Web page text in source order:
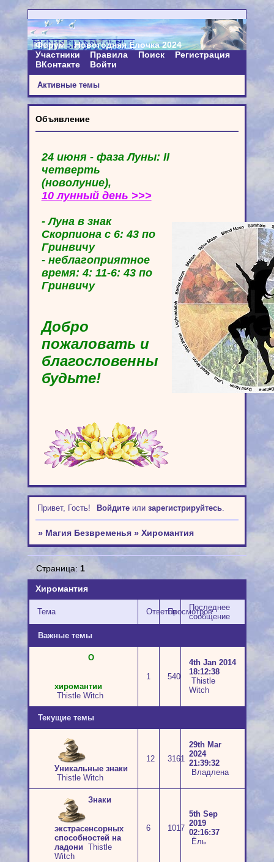
Форум
Новогодняя Ёлочка 2024
Участники
Правила Поиск
Регистрация
ВКонтакте
Войти
Активные темы
Объявление
24 июня - фаза Луны: II
четверть
(новолуние),
10 лунный день >>>
- Луна в знак
Скорпиона с 6: 43 по
Гринвичу
- неблагоприятное
время: 4: 11-6: 43 по
Гринвичу
Добро
пожаловать и
благословенны
будьте!
Привет, Гость! Войдитеили зарегистрируйтесь.
» Магия Безвременья » Хиромантия
Хиромантия
Страница: 1
Тема ОтветовПросмотров
Последнее
сообщение
Важные темы
О
хиромантии
Thistle Witch
1 540
4th Jan 2014
18:12:38
Thistle
Witch
Текущие темы
Уникальные знаки
Thistle Witch
12 3161
29th Mar
2024
21:39:32
Владлена
Знаки
экстрасенсорных
способностей на
ладони Thistle
Witch
6 1017
5th Sep
2019
02:16:37
Ёль